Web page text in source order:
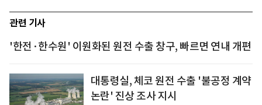
관련 기사
'한전·한수원' 이원화된 원전 수출 창구, 빠르면 연내 개편
대통령실, 체코 원전 수출 '불공정 계약
논란' 진상 조사 지시